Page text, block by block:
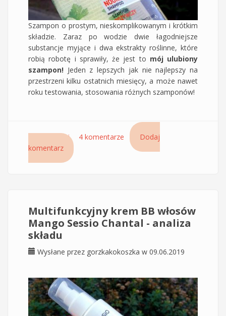
Szampon o prostym, nieskomplikowanym i krótkim
składzie. Zaraz po wodzie dwie łagodniejsze
substancje myjące i dwa ekstrakty roślinne, które
robią robotę i sprawiły, że jest to mój ulubiony
szampon! Jeden z lepszych jak nie najlepszy na
przestrzeni kilku ostatnich miesięcy, a może nawet
roku testowania, stosowania różnych szamponów!
Czytaj dalejwpis Odżywczy szampon Sessio Vege Cocktail
Mango – mój HIT 2019 wśród szamponów
4 komentarze
Dodaj
komentarz
Multifunkcyjny krem BB włosów
Mango Sessio Chantal - analiza
składu
Wysłane przez gorzkakokoszka w 09.06.2019